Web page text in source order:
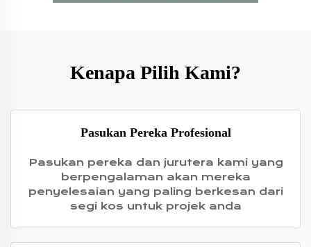
Kenapa Pilih Kami?
Pasukan Pereka Profesional
Pasukan pereka dan jurutera kami yang
berpengalaman akan mereka
penyelesaian yang paling berkesan dari
segi kos untuk projek anda